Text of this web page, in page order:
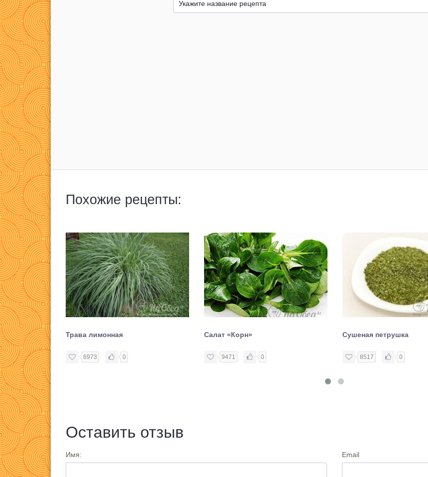
Похожие рецепты:
Трава лимонная
6973 0
Салат «Корн»
9471 0
Сушеная петрушка
8517 0
Оставить отзыв
Имя: Email